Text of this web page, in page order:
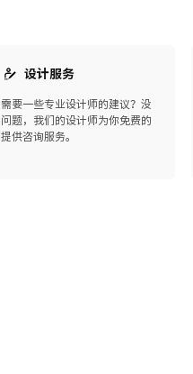
设计服务
需要一些专业设计师的建议？没
问题，我们的设计师为你免费的
提供咨询服务。